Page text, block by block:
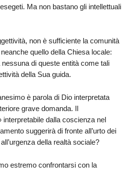
Ma non bastano gli intellettuali
non è sufficiente la comunità
quello della Chiesa locale:
di queste entità come tali
della Sua guida.
è parola di Dio interpretata
grave domanda. Il
dalla coscienza nel
suggerirà di fronte all’urto dei
della realtà sociale?
estremo confrontarsi con la